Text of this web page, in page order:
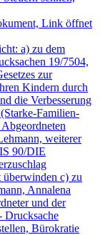
Link öffnet
a) zu dem
19/7504,
zur
Kindern durch
die Verbesserung
Familien-
weiterer
90/DIE
überwinden c) zu
Annalena
und der
Bürokratie